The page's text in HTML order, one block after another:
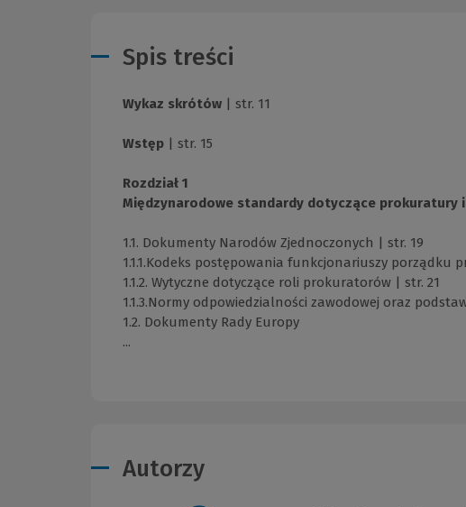
Spis treści
Wykaz skrótów | str. 11
Wstęp | str. 15
Rozdział 1
Międzynarodowe standardy dotyczące prokuratury
1.1. Dokumenty Narodów Zjednoczonych | str. 19
1.1.1.Kodeks postępowania funkcjonariuszy porządku
1.1.2. Wytyczne dotyczące roli prokuratorów | str. 21
1.1.3.Normy odpowiedzialności zawodowej oraz
1.2. Dokumenty Rady Europy
...
Autorzy